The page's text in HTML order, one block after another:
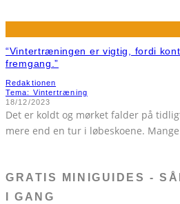
“Vintertræningen er vigtig, fordi
fremgang.”
Redaktionen
Tema: Vintertræning
18/12/2023
Det er koldt og mørket falder på
mere end en tur i løbeskoene.
GRATIS MINIGUIDES -
I GANG